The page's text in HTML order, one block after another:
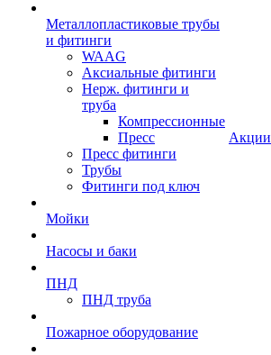
Металлопластиковые трубы
и фитинги
WAAG
Аксиальные фитинги
Нерж. фитинги и
труба
Компрессионные
Пресс
Пресс фитинги
Трубы
Фитинги под ключ
Мойки
Насосы и баки
ПНД
ПНД труба
Пожарное оборудование
Акции